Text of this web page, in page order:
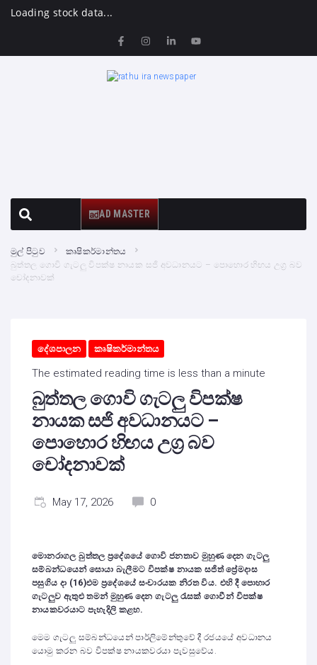
Loading stock data...
AD MASTER
මුල් පිටුව
කෘෂිකර්මාන්තය
බුත්තල ගොවි ගැටලු විපක්ෂ නායක සජි අවධානයට – පොහොර හිඟය උග්‍ර බව
චෝදනාවක්
දේශපාලන කෘෂිකර්මාන්තය
The estimated reading time is less than a minute
බුත්තල ගොවි ගැටලු විපක්ෂ
නායක සජි අවධානයට –
පොහොර හිඟය උග්‍ර බව
චෝදනාවක්
May 17, 2026 0
මොනරාගල බුත්තල ප්‍රදේශයේ ගොවි ජනතාව මුහුණ දෙන ගැටලු
සම්බන්ධයෙන් සොයා බැලීමට විපක්ෂ නායක සජිත් ප්‍රේමදාස
පසුගිය දා (16)එම ප්‍රදේශයේ සංචාරයක නිරත විය. එහි දී පොහාර
ගැටලුව ඇතුළු තමන් මුහුණ දෙන ගැටලු රැසක් ගොවීන් විපක්ෂ
නායකවරයාට පැහැදිලි කළහ.
මෙම ගැටලු සම්බන්ධයෙන් පාර්ලිමේන්තුවේ දී රජයයේ අවධානය
යොමු කරන බව විපක්ෂ නායකවරයා පැවසුවේය.